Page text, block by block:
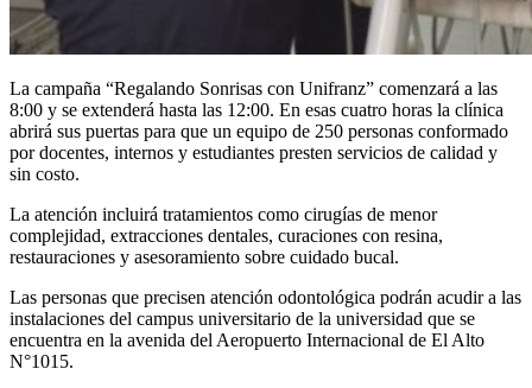
La campaña “Regalando Sonrisas con Unifranz” comenzará a las
8:00 y se extenderá hasta las 12:00. En esas cuatro horas la clínica
abrirá sus puertas para que un equipo de 250 personas conformado
por docentes, internos y estudiantes presten servicios de calidad y
sin costo.
La atención incluirá tratamientos como cirugías de menor
complejidad, extracciones dentales, curaciones con resina,
restauraciones y asesoramiento sobre cuidado bucal.
Las personas que precisen atención odontológica podrán acudir a las
instalaciones del campus universitario de la universidad que se
encuentra en la avenida del Aeropuerto Internacional de El Alto
N°1015.